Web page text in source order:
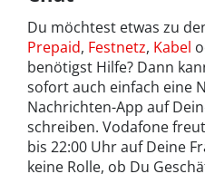
Du möchtest etwas zu
Prepaid, Festnetz, Kabel
benötigst Hilfe? Dann
sofort auch einfach eine
Nachrichten-App auf
schreiben. Vodafone
bis 22:00 Uhr auf Deine
keine Rolle, ob Du